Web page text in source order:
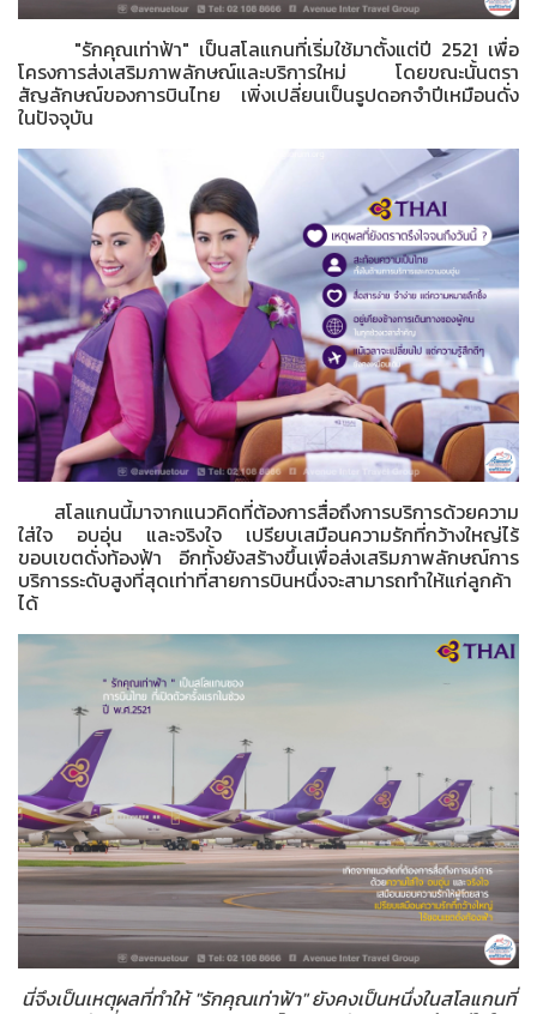
"รักคุณเท่าฟ้า" เป็นสโลแกนที่เริ่มใช้มาตั้งแต่ปี 2521 เพื่อ
โครงการส่งเสริมภาพลักษณ์และบริการใหม่ โดยขณะนั้นตรา
สัญลักษณ์ของการบินไทย เพิ่งเปลี่ยนเป็นรูปดอกจำปีเหมือนดั่ง
ในปัจจุบัน
สโลแกนนี้มาจากแนวคิดที่ต้องการสื่อถึงการบริการด้วยความ
ใส่ใจ อบอุ่น และจริงใจ เปรียบเสมือนความรักที่กว้างใหญ่ไร้
ขอบเขตดั่งท้องฟ้า อีกทั้งยังสร้างขึ้นเพื่อส่งเสริมภาพลักษณ์การ
บริการระดับสูงที่สุดเท่าที่สายการบินหนึ่งจะสามารถทำให้แก่ลูกค้า
ได้
นี่จึงเป็นเหตุผลที่ทำให้ "รักคุณเท่าฟ้า" ยังคงเป็นหนึ่งในสโลแกนที่